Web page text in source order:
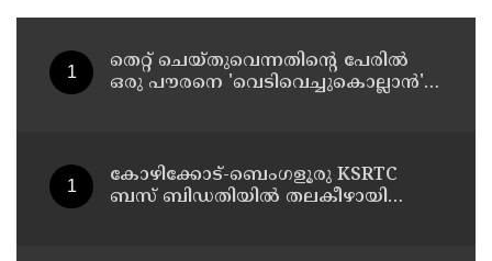
തെറ്റ് ചെയ്തുവെന്നതിന്റെ പേരില്‍
ഒരു പൗരനെ 'വെടിവെച്ചുകൊല്ലാന്‍'
ആയങ്കിയെ പിന്തുണച്ച് ആകാശ്
തില്ലങ്കേരി
കോഴിക്കോട്-ബെംഗളൂരു KSRTC
ബസ് ബിഡതിയിൽ തലകീഴായി